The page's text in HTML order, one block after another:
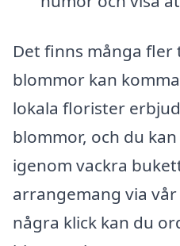
Det finns många fler
blommor kan
lokala florister
blommor, och du
igenom vackra
arrangemang via
några klick kan du